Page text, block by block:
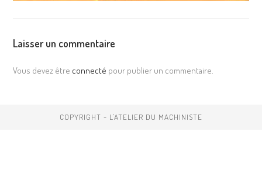
Laisser un commentaire
Vous devez être connecté pour publier un commentaire.
COPYRIGHT - L'ATELIER DU MACHINISTE